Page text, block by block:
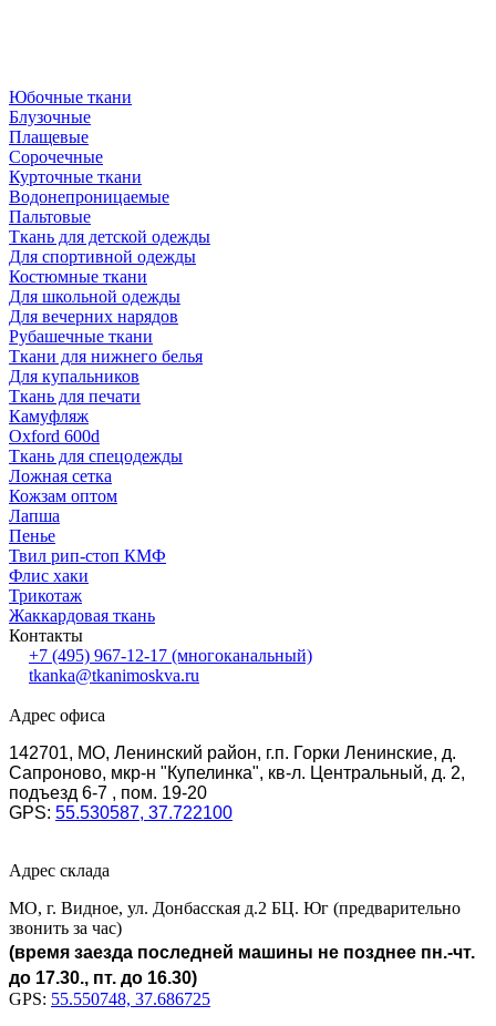
Юбочные ткани
Блузочные
Плащевые
Сорочечные
Курточные ткани
Водонепроницаемые
Пальтовые
Ткань для детской одежды
Для спортивной одежды
Костюмные ткани
Для школьной одежды
Для вечерних нарядов
Рубашечные ткани
Ткани для нижнего белья
Для купальников
Ткань для печати
Камуфляж
Oxford 600d
Ткань для спецодежды
Ложная сетка
Кожзам оптом
Лапша
Пенье
Твил рип-стоп КМФ
Флис хаки
Трикотаж
Жаккардовая ткань
Контакты
+7 (495) 967-12-17 (многоканальный)
tkanka@tkanimoskva.ru
Адрес офиса
142701, МО, Ленинский район, г.п. Горки Ленинские, д.
Сапроново, мкр-н "Купелинка", кв-л. Центральный, д. 2,
подъезд 6-7 , пом. 19-20
GPS: 55.530587, 37.722100
Адрес склада
МО, г. Видное, ул. Донбасская д.2 БЦ. Юг (предварительно
звонить за час)
(время заезда последней машины не позднее пн.-чт.
до 17.30., пт. до 16.30)
GPS: 55.550748, 37.686725